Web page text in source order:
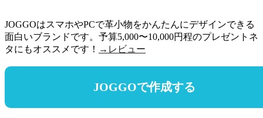
JOGGOはスマホやPCで革小物をかんたんにデザインできる
面白いブランドです。予算5,000〜10,000円程のプレゼントネ
タにもオススメです！ →レビュー
JOGGOで作成する